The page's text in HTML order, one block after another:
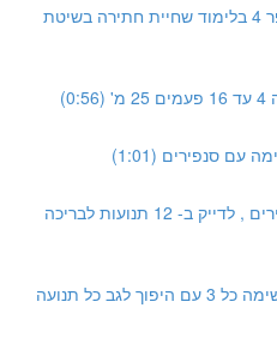
4.0 מטרת האימון מספר 4 בלימוד שחיית חתירה בשיטת
4.3- 6-24X25 עם סנפירים , לדייק ב- 12 תנועות לבריכה
4.4 2-4X100 חתירה נשימה כל 3 עם היפוך לגב כל תנועה